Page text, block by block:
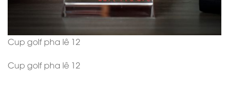
Cup golf pha lê 12
Cup golf pha lê 12